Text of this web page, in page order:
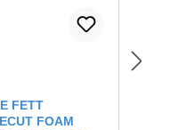
FETT
FOAM